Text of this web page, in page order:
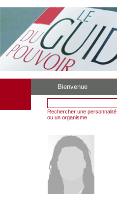
Bienvenue
Rechercher une personnalité
ou un organisme